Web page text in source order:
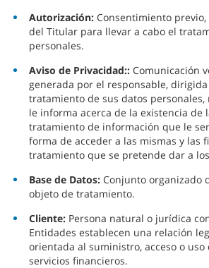
Autorización:Consentimiento
del Titular para llevar a cabo el
personales.
Aviso de Privacidad::Comunicación
generada por el responsable,
tratamiento de sus datos personales,
le informa acerca de la existencia de
tratamiento de información que le
forma de acceder a las mismas y las
tratamiento que se pretende dar a
Base de Datos:Conjunto organizado
objeto de tratamiento.
Cliente:Persona natural o jurídica
Entidades establecen una relación
orientada al suministro, acceso o uso
servicios financieros.